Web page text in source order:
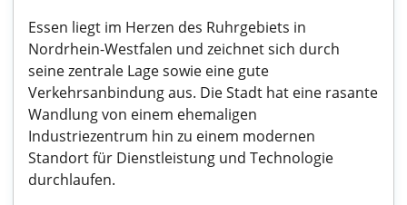
Essen liegt im Herzen des Ruhrgebiets in
Nordrhein-Westfalen und zeichnet sich durch
seine zentrale Lage sowie eine gute
Verkehrsanbindung aus. Die Stadt hat eine rasante
Wandlung von einem ehemaligen
Industriezentrum hin zu einem modernen
Standort für Dienstleistung und Technologie
durchlaufen.